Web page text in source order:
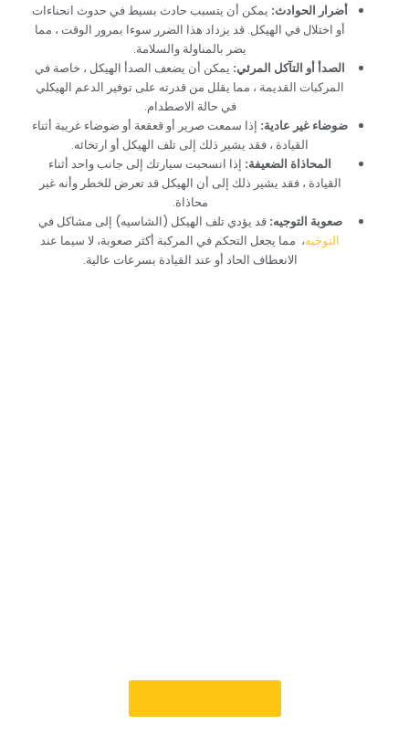
‏أضرار الحوادث:‏ ‏يمكن أن يتسبب حادث بسيط في حدوث انحناءات
أو اختلال في الهيكل. قد يزداد هذا الضرر سوءا بمرور الوقت ، مما
يضر بالمناولة والسلامة.‏
‏الصدأ أو التآكل المرئي:‏ ‏ يمكن أن يضعف الصدأ الهيكل ، خاصة في
المركبات القديمة ، مما يقلل من قدرته على توفير الدعم الهيكلي
في حالة الاصطدام.‏
‏ضوضاء غير عادية:‏ ‏ إذا سمعت صرير أو قعقعة أو ضوضاء غريبة أثناء
القيادة ، فقد يشير ذلك إلى تلف الهيكل أو ارتخائه.‏
‏المحاذاة الضعيفة:‏ ‏ إذا انسحبت سيارتك إلى جانب واحد أثناء
القيادة ، فقد يشير ذلك إلى أن الهيكل قد تعرض للخطر وأنه غير
محاذاة.‏
صعوبة التوجيه: قد يؤدي تلف الهيكل (الشاسيه) إلى مشاكل في
التوجيه، مما يجعل التحكم في المركبة أكثر صعوبة، لا سيما عند
الانعطاف الحاد أو عند القيادة بسرعات عالية.